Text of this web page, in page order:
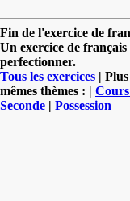
Fin de l'exercice de
Un exercice de
perfectionner.
Tous les exercices |
mêmes thèmes : |
Seconde | Possession